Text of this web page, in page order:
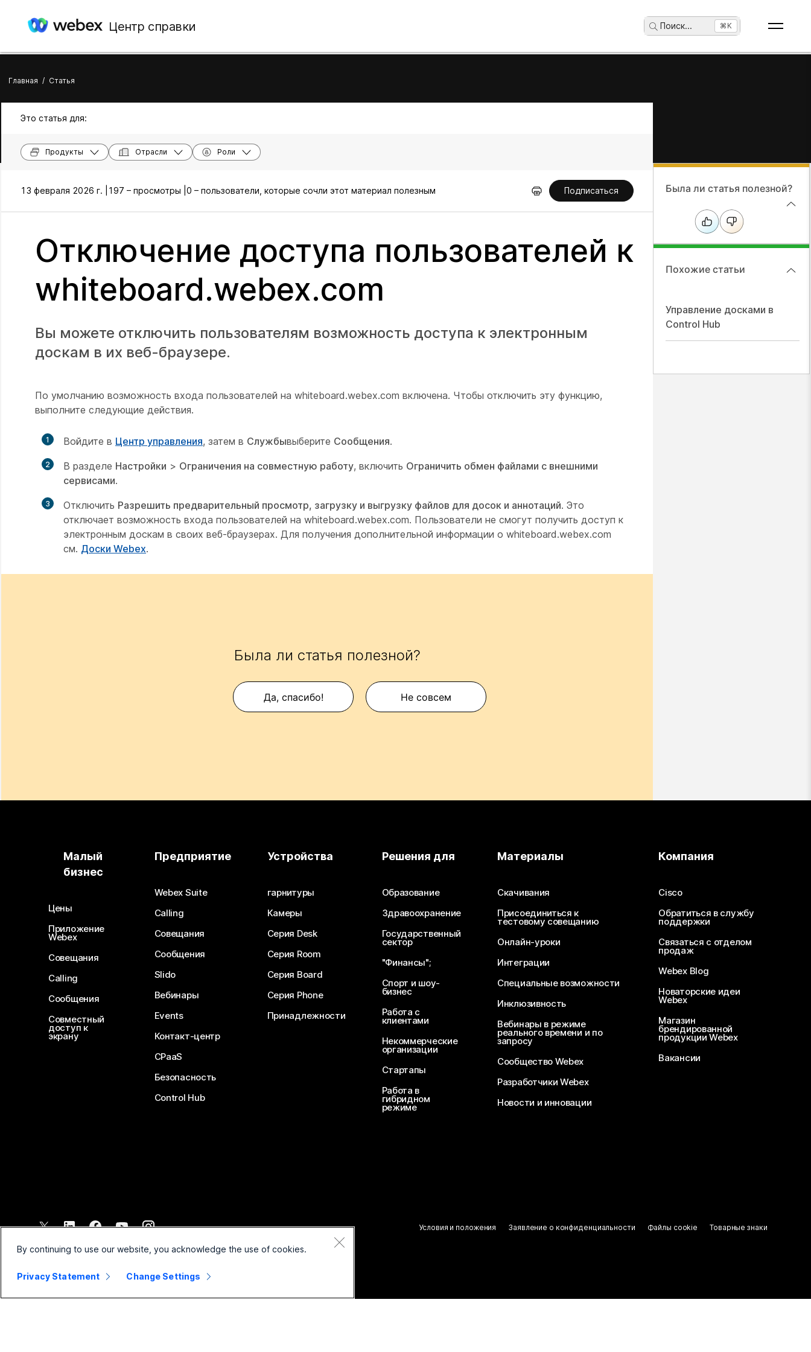
Центр справки Поиск... ⌘K
Главная / Статья
Это статья для:
Продукты Отрасли Роли
13 февраля 2026 г. | 197 – просмотры | 0 – пользователи, которые сочли этот материал полезным Подписаться
Отключение доступа пользователей к
whiteboard.webex.com
Вы можете отключить пользователям возможность доступа к электронным
доскам в их веб-браузере.
По умолчанию возможность входа пользователей на whiteboard.webex.com включена. Чтобы отключить эту функцию,
выполните следующие действия.
1 Войдите в Центр управления, затем в Службывыберите Сообщения.
2 В разделе Настройки > Ограничения на совместную работу, включить Ограничить обмен файлами с внешними
сервисами.
3 Отключить Разрешить предварительный просмотр, загрузку и выгрузку файлов для досок и аннотаций. Это
отключает возможность входа пользователей на whiteboard.webex.com. Пользователи не смогут получить доступ к
электронным доскам в своих веб-браузерах. Для получения дополнительной информации о whiteboard.webex.com
см. Доски Webex.
Была ли статья полезной?
Да, спасибо! Не совсем
Была ли статья полезной?
Похожие статьи
Управление досками в
Control Hub
Малый
бизнес
Цены
Приложение
Webex
Совещания
Calling
Сообщения
Совместный
доступ к
экрану
Предприятие
Webex Suite
Calling
Совещания
Сообщения
Slido
Вебинары
Events
Контакт-центр
CPaaS
Безопасность
Control Hub
Устройства
гарнитуры
Камеры
Серия Desk
Серия Room
Серия Board
Серия Phone
Принадлежности
Решения для
Образование
Здравоохранение
Государственный
сектор
"Финансы";
Спорт и шоу-
бизнес
Работа с
клиентами
Некоммерческие
организации
Стартапы
Работа в
гибридном
режиме
Материалы
Скачивания
Присоединиться к
тестовому совещанию
Онлайн-уроки
Интеграции
Специальные возможности
Инклюзивность
Вебинары в режиме
реального времени и по
запросу
Сообщество Webex
Разработчики Webex
Новости и инновации
Компания
Cisco
Обратиться в службу
поддержки
Связаться с отделом
продаж
Webex Blog
Новаторские идеи
Webex
Магазин
брендированной
продукции Webex
Вакансии
2026 Cisco и/или филиалы компании. Все права защищены.
Условия и положения Заявление о конфиденциальности Файлы cookie Товарные знаки
By continuing to use our website, you acknowledge the use of cookies.
Privacy Statement Change Settings